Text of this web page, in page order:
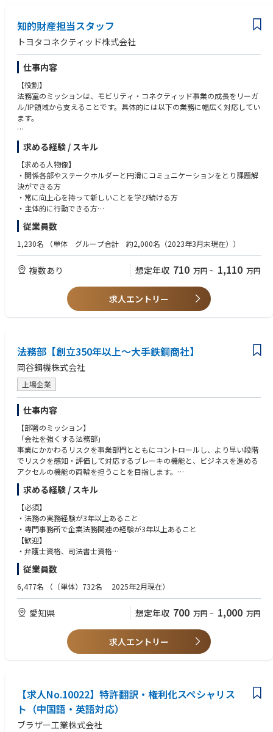
知的財産担当スタッフ
トヨタコネクティッド株式会社
仕事内容
【役割】
法務室のミッションは、モビリティ・コネクティッド事業の成長をリーガ
ル/IP領域から支えることです。具体的には以下の業務に幅広く対応してい
ます。
（知的財産領域）
・新規サービス／プロダクトに関する知財クリアランスおよび知財相談対
応（事業・開発部門連携）
・発明発掘、出願方針の検討、国内外出願・権利化業務
・競合特許・技術の調査分析および知財リスク対応（FTO等）
・外部特許事務所・調査会社のマネジメント
・共同開発・ライセンス等における知財契約対応および権利帰属・利用条
・グループ内外と連携した知財課題対応および知財体制・運用の推進
【募集ポジション】
モビリティ・コネクティッド事業における知財領域を主担当として、事業/
開発部門と連携し、クリアランス・出願・権利化・相談対応等を担ってい
【ポジションの魅力】
事業部門との一体感が魅力です。事業部門のパートナーとして、新規事業
企画やサービス運用に深く関与し、当事者意識をもって法律課題の解決に
あたることができます。
・ 北米、欧州といったモビリティ、コネクティッド事業の先進国に加え、
成長著しいアジア市場にも海外拠点を構えており、法務業務に限らずコー
ポレート業務を中心にグローバルに幅広い業務経験を積める環境にありま
す。
トヨタ自動車の全ての車にコネクティッド機能が備わったことで特許リス
クも増えてきております。トヨタグループの知財をどう守るのかという建
付けでトヨタ自動車の知財グループとも関わりながら業務を進めていくこ
とになります。
求める経験 / スキル
【求める人物像】
・関係各部やステークホルダーと円滑にコミュニケーションをとり課題解
決ができる方
・常に向上心を持って新しいことを学び続ける方
・主体的に行動できる方
・変化に柔軟に対応できる方
【求める経験スキル】
・事業会社での知財業務経験5年以上
・発明発掘、出願、権利化、クリアランス、知財相談のいずれかの経験
・関係者と連携できるコミュニケーション力
・事業／技術を理解し、知財観点で課題解決できる方
・FTO調査、侵害予防の経験
・海外出願／英文対応
・知財戦略、IPランドスケープ
・ビジネスレベルの英語力
・弁理士資格
・知的財産管理技能検定2級以上
※弁理士資格は歓迎しますが、資格の有無よりも、事業会社における知財
実務経験、事業部門との連携経験を重視します。
従業員数
1,230名 （単体 グループ合計 約2,000名（2023年3月末現在））
複数あり 想定年収 710 万円 ~ 1,110 万円
求人エントリー
法務部【創立350年以上～大手鉄鋼商社】
岡谷鋼機株式会社
上場企業
仕事内容
【部署のミッション】
「会社を強くする法務部」
事業にかかわるリスクを事業部門とともにコントロールし、より早い段階
でリスクを感知・評価して対応するブレーキの機能と、ビジネスを進める
アクセルの機能の両輪を担うことを目指します。
【業務内容】
・和文・英文の契約書の審査、検討、作成
・各種法律相談対応、紛争対応、訴訟対応
・M&Aや新規ビジネスへの対応
・コンプライアンス対応
・許認可の管理、対応
【仕事の価値・やりがい】
同社法務部はまだまだ小さい組織ですが、これから大きくなっていかなけ
ればならない組織です。このため、もちろん定型的な業務も少なくありま
せんが、個々人の課題解決力を駆使して、新しい取引、新しい分野に取り
貢献できます。
・事業部門とのコミュニケーションから、法務部の視点から潜在的なリス
クやチャンスが発見できる。
・「NO」には代替策を、「YES」には付加価値を提供する姿勢で、事業部
門に対して分かりやすいアドバイス・説明を行うことができる。
求める経験 / スキル
【必須】
・法務の実務経験が3年以上あること
・専門事務所で企業法務関連の経験が3年以上あること
【歓迎】
・弁護士資格、司法書士資格
・法科大学院卒業
・TOEIC800点以上
・建設業法などの許認可、下請法などの規制法令に関する対応経験
従業員数
6,477名 （（単体）732名 2025年2月現在）
愛知県 想定年収 700 万円 ~ 1,000 万円
求人エントリー
【求人No.10022】特許翻訳・権利化スペシャリス
ト（中国語・英語対応）
ブラザー工業株式会社